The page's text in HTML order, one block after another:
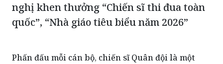
nghị khen thưởng “Chiến sĩ thi đua toàn
quốc”, “Nhà giáo tiêu biểu năm 2026”
Phấn đấu mỗi cán bộ, chiến sĩ Quân đội là một